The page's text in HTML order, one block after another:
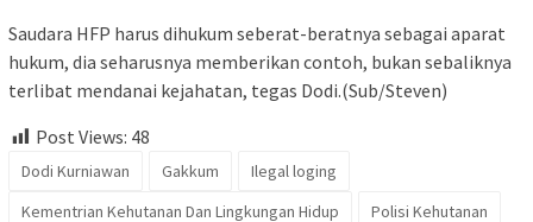
Saudara HFP harus dihukum seberat-beratnya sebagai aparat
hukum, dia seharusnya memberikan contoh, bukan sebaliknya
terlibat mendanai kejahatan, tegas Dodi.(Sub/Steven)
Post Views: 48
Dodi Kurniawan Gakkum
Ilegal loging
Kementrian Kehutanan Dan Lingkungan Hidup
Polisi Kehutanan